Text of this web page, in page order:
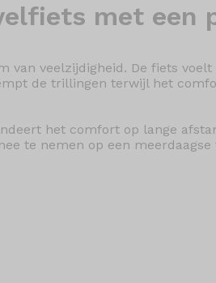
met een
van veelzijdigheid. De fiets
de trillingen terwijl het
het comfort op lange
te nemen op een meerdaagse